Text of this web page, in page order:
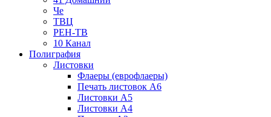
Че
ТВЦ
РЕН-ТВ
10 Канал
Полиграфия
Листовки
Флаеры (еврофлаеры)
Печать листовок А6
Листовки А5
Листовки А4